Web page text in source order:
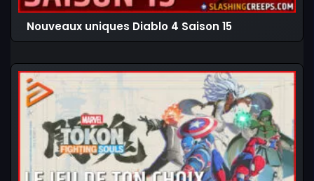
Nouveaux uniques Diablo 4 Saison 15